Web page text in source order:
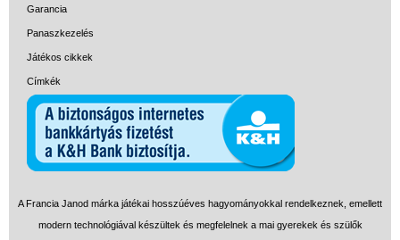
Garancia
Panaszkezelés
Játékos cikkek
Címkék
A Francia Janod márka játékai hosszúéves hagyományokkal rendelkeznek, emellett
modern technológiával készültek és megfelelnek a mai gyerekek és szülők